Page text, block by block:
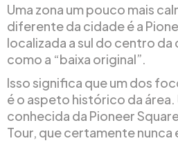
Uma zona um pouco mais
diferente da cidade é a
localizada a sul do centro
como a “baixa original”.
Isso significa que um dos
é o aspeto histórico da
conhecida da Pioneer
Tour, que certamente nunca